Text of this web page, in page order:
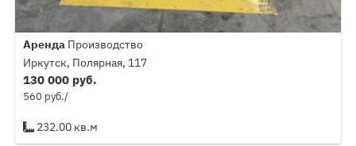
Аренда Производство
Иркутск, Полярная, 117
130 000 руб.
560 руб./
232.00 кв.м